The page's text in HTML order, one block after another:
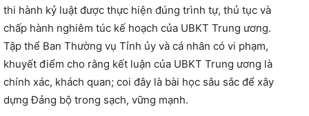
thi hành kỷ luật được thực hiện đúng trình tự, thủ tục và
chấp hành nghiêm túc kế hoạch của UBKT Trung ương.
Tập thể Ban Thường vụ Tỉnh ủy và cá nhân có vi phạm,
khuyết điểm cho rằng kết luận của UBKT Trung ương là
chính xác, khách quan; coi đây là bài học sâu sắc để xây
dựng Đảng bộ trong sạch, vững mạnh.